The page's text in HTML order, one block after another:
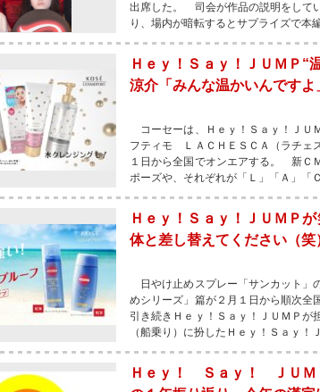
出席した。 司会が作品の説明をして
り、場内が暗転するとサプライズで本
Ｈｅｙ！Ｓａｙ！ＪＵＭＰ
涼介「みんな温かいんですよ
コーセーは、Ｈｅｙ！Ｓａｙ！ＪＵ
フティモ ＬＡＣＨＥＳＣＡ（ラチェ
１日から全国でオンエアする。 新Ｃ
ポーズや、それぞれが「Ｌ」「Ａ」「
Ｈｅｙ！Ｓａｙ！ＪＵＭＰ
体と差し替えてください（笑
日やけ止めスプレー「サンカット」
めシリーズ」篇が２月１日から順次全
引き続きＨｅｙ！Ｓａｙ！ＪＵＭＰ
（船乗り）に扮したＨｅｙ！Ｓａｙ！
Ｈｅｙ！ Ｓａｙ！ ＪＵＭ